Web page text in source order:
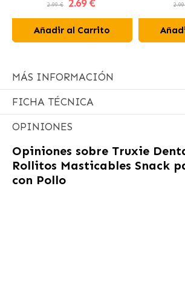
2.99 € 2.69 €
Añadir al Carrito
MÁS INFORMACIÓN
FICHA TÉCNICA
OPINIONES
Opiniones sobre Truxie
Rollitos Masticables Snack
con Pollo